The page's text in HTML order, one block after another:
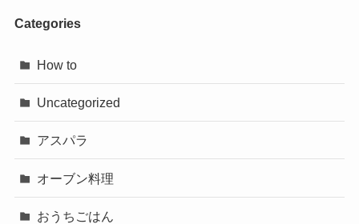
Categories
How to
Uncategorized
アスパラ
オーブン料理
おうちごはん